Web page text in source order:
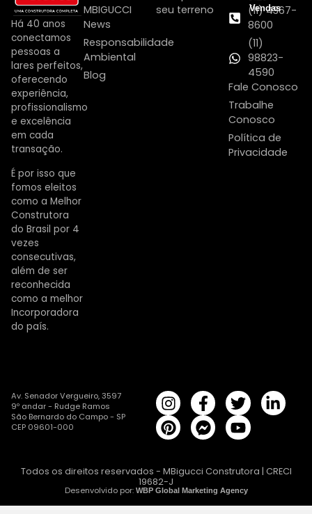
Há 40 anos
conectamos
pessoas a
lares perfeitos,
oferecendo
experiência,
profissionalismo
e excelência
em cada
transação.
É por isso que
fomos eleitos
como a Melhor
Construtora
do Brasil por 4
vezes
consecutivas,
além de ser
reconhecida
como a melhor
Incorporadora
do país.
MBIGUCCI
News
Responsabilidade
Ambiental
Blog
seu terreno
Vendas
(11) 4367-
8600
(11)
98823-
4590
Fale Conosco
Trabalhe
Conosco
Política de
Privacidade
Av. Senador Vergueiro, 3597
9º andar - Rudge Ramos
São Bernardo do Campo - SP
CEP 09601-000
Todos os direitos reservados - MBigucci Construtora | CRECI
19682-J
Desenvolvido por: WBP Global Marketing Agency